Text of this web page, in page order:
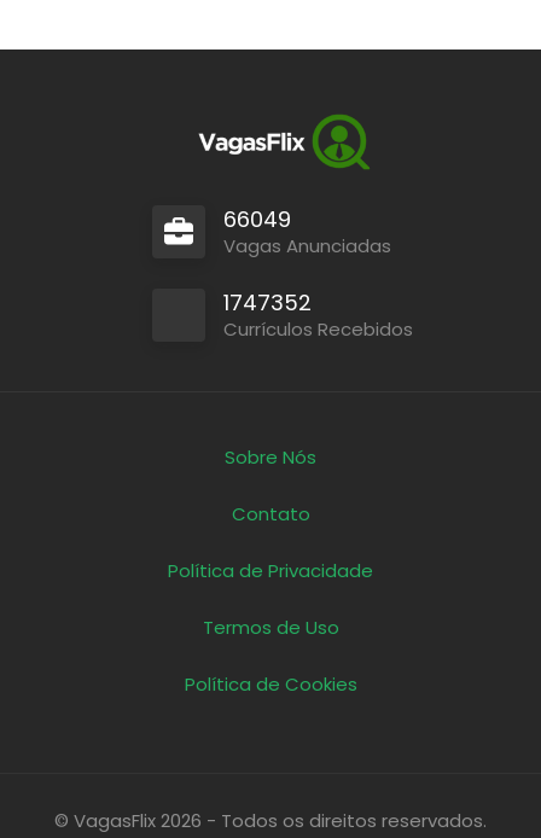
66049
Vagas Anunciadas
1747352
Currículos Recebidos
Sobre Nós
Contato
Política de Privacidade
Termos de Uso
Política de Cookies
© VagasFlix 2026 - Todos os direitos reservados.